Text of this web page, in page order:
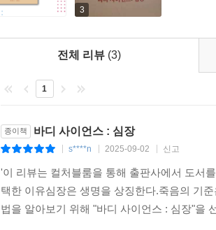
3
전체 리뷰 (3)
1
종이책 바디 사이언스 : 심장
s****n 2025-09-02 신고
'이 리뷰는 컬처블룸을 통해 출판사에서 도서
택한 이유심장은 생명을 상징한다.죽음의 기
법을 알아보기 위해 "바디 사이언스 : 심장"을